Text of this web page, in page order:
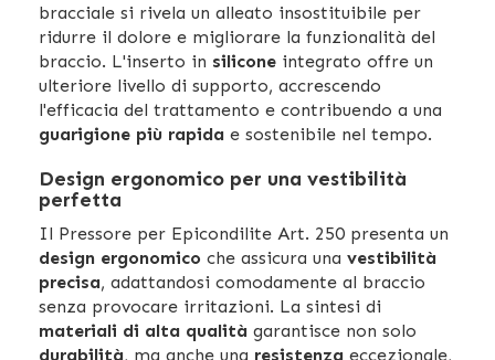
bracciale si rivela un alleato insostituibile per
ridurre il dolore e migliorare la funzionalità del
braccio. L'inserto in silicone integrato offre un
ulteriore livello di supporto, accrescendo
l'efficacia del trattamento e contribuendo a una
guarigione più rapida e sostenibile nel tempo.
Design ergonomico per una vestibilità
perfetta
Il Pressore per Epicondilite Art. 250 presenta un
design ergonomico che assicura una vestibilità
precisa, adattandosi comodamente al braccio
senza provocare irritazioni. La sintesi di
materiali di alta qualità garantisce non solo
durabilità, ma anche una resistenza eccezionale,